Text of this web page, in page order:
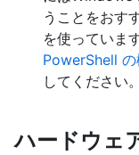
うことをおす
を使っていま
PowerShell
してください。
ハードウェ